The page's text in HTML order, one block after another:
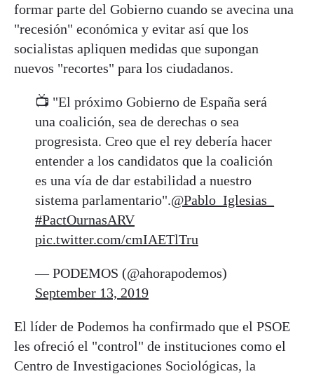
formar parte del Gobierno cuando se avecina una
"recesión" económica y evitar así que los
socialistas apliquen medidas que supongan
nuevos "recortes" para los ciudadanos.
📺 "El próximo Gobierno de España será
una coalición, sea de derechas o sea
progresista. Creo que el rey debería hacer
entender a los candidatos que la coalición
es una vía de dar estabilidad a nuestro
sistema parlamentario".@Pablo_Iglesias_
#PactOurnasARV
pic.twitter.com/cmIAETlTru
— PODEMOS (@ahorapodemos)
September 13, 2019
El líder de Podemos ha confirmado que el PSOE
les ofreció el "control" de instituciones como el
Centro de Investigaciones Sociológicas, la